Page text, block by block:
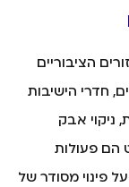
הציבוריים
חדרי הישיבות
ניקוי אבק
הם פעולות
פינוי מסודר של